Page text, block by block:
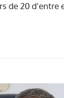
de 20 d'entre